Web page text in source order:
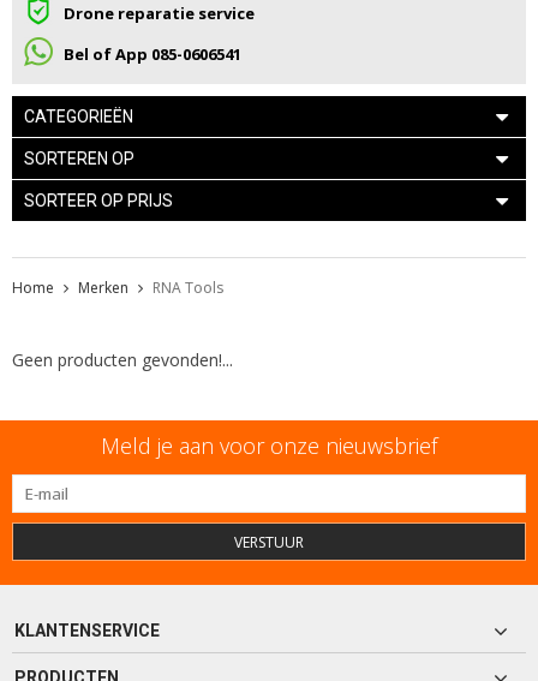
Drone reparatie service
Bel of App 085-0606541
CATEGORIEËN
SORTEREN OP
SORTEER OP PRIJS
Home Merken RNA Tools
Geen producten gevonden!...
Meld je aan voor onze nieuwsbrief
VERSTUUR
KLANTENSERVICE
PRODUCTEN